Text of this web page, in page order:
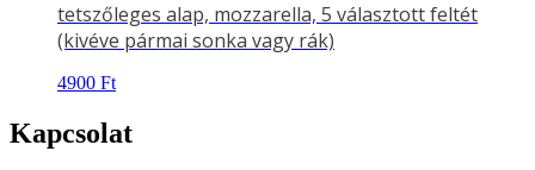
tetszőleges alap, mozzarella, 5 választott feltét
(kivéve pármai sonka vagy rák)
4900 Ft
Kapcsolat